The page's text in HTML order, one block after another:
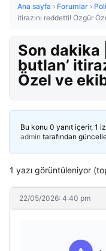
Ana sayfa › Forumlar ›
itirazını reddetti! Özgür
Son dakika
butlan’
Özel ve
Bu konu 0 yanıt içerir, 1
admin tarafından
1 yazı görüntüleniyor
22/05/2026: 4:40 pm